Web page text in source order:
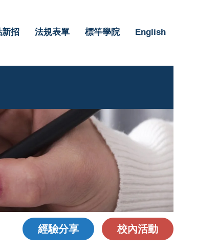
新招 法規表單 標竿學院 English
經驗分享 校內活動